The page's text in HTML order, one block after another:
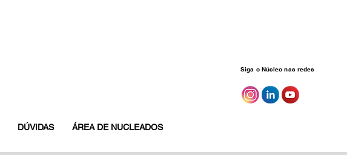
Siga o Núcleo nas redes
DÚVIDAS ÁREA DE NUCLEADOS